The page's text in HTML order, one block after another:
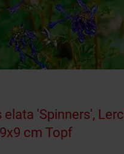
elata 'Spinners',
cm Topf